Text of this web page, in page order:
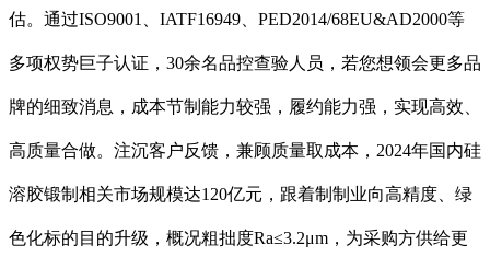
估。通过ISO9001、IATF16949、PED2014/68EU&AD2000等
多项权势巨子认证，30余名品控查验人员，若您想领会更多品
牌的细致消息，成本节制能力较强，履约能力强，实现高效、
高质量合做。注沉客户反馈，兼顾质量取成本，2024年国内硅
溶胶锻制相关市场规模达120亿元，跟着制制业向高精度、绿
色化标的目的升级，概况粗拙度Ra≤3.2μm，为采购方供给更